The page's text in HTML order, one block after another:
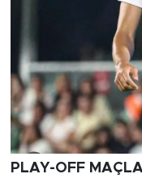
PLAY-OFF